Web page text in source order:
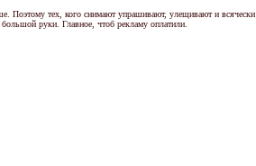
тех, кого снимают упрашивают, улещивают и
руки. Главное, чтоб рекламу оплатили.